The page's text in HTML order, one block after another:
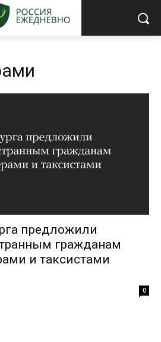
предложили
гражданам
и таксистами
0